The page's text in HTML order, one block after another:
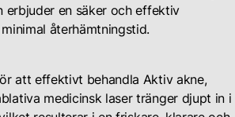
erbjuder en säker och effektiv
återhämtningstid.
att effektivt behandla Aktiv akne,
medicinsk laser tränger djupt in i